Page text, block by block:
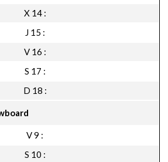
X 14
J 15
V 16
S 17
D 18
V 9
S 10